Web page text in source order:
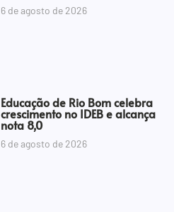
6 de agosto de 2026
Educação de Rio Bom celebra
crescimento no IDEB e alcança
nota 8,0
6 de agosto de 2026